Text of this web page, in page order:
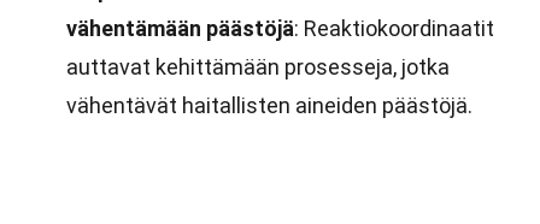
vähentämään päästöjä: Reaktiokoordinaatit
auttavat kehittämään prosesseja, jotka
vähentävät haitallisten aineiden päästöjä.